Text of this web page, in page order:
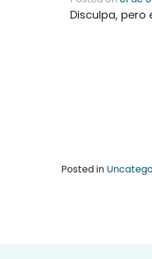
Disculpa,
Posted in